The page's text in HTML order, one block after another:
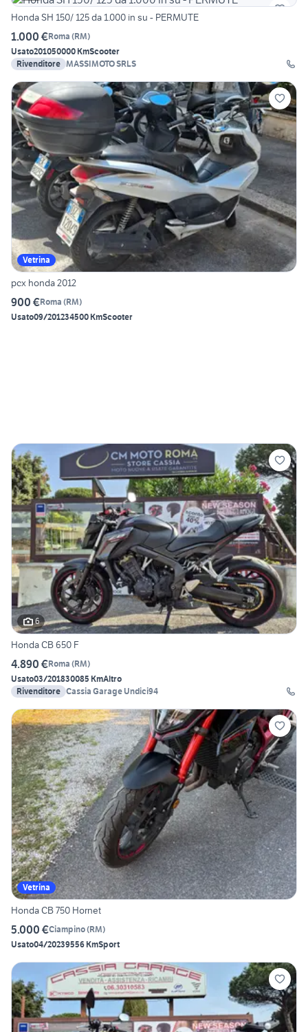
Honda SH 150/ 125 da 1.000 in su - PERMUTE
1.000 €Roma (RM)
Usato201050000 KmScooter
Rivenditore MASSIMOTO SRLS
Vetrina
pcx honda 2012
900 €Roma (RM)
Usato09/201234500 KmScooter
6
Honda CB 650 F
4.890 €Roma (RM)
Usato03/201830085 KmAltro
Rivenditore Cassia Garage Undici94
Vetrina
Honda CB 750 Hornet
5.000 €Ciampino(RM)
Usato04/20239556 KmSport